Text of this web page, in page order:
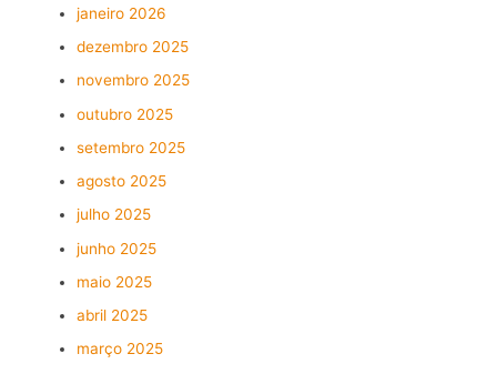
janeiro 2026
dezembro 2025
novembro 2025
outubro 2025
setembro 2025
agosto 2025
julho 2025
junho 2025
maio 2025
abril 2025
março 2025